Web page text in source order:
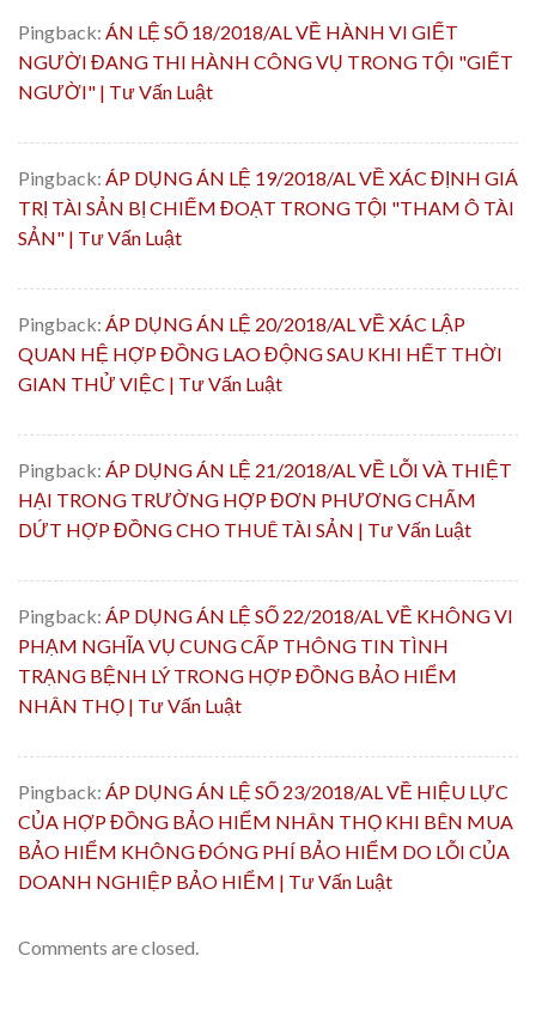
Pingback: ÁN LỆ SỐ 18/2018/AL VỀ HÀNH VI GIẾT
NGƯỜI ĐANG THI HÀNH CÔNG VỤ TRONG TỘI "GIẾT
NGƯỜI" | Tư Vấn Luật
Pingback: ÁP DỤNG ÁN LỆ 19/2018/AL VỀ XÁC ĐỊNH GIÁ
TRỊ TÀI SẢN BỊ CHIẾM ĐOẠT TRONG TỘI "THAM Ô TÀI
SẢN" | Tư Vấn Luật
Pingback: ÁP DỤNG ÁN LỆ 20/2018/AL VỀ XÁC LẬP
QUAN HỆ HỢP ĐỒNG LAO ĐỘNG SAU KHI HẾT THỜI
GIAN THỬ VIỆC | Tư Vấn Luật
Pingback: ÁP DỤNG ÁN LỆ 21/2018/AL VỀ LỖI VÀ THIỆT
HẠI TRONG TRƯỜNG HỢP ĐƠN PHƯƠNG CHẤM
DỨT HỢP ĐỒNG CHO THUÊ TÀI SẢN | Tư Vấn Luật
Pingback: ÁP DỤNG ÁN LỆ SỐ 22/2018/AL VỀ KHÔNG VI
PHẠM NGHĨA VỤ CUNG CẤP THÔNG TIN TÌNH
TRẠNG BỆNH LÝ TRONG HỢP ĐỒNG BẢO HIỂM
NHÂN THỌ | Tư Vấn Luật
Pingback: ÁP DỤNG ÁN LỆ SỐ 23/2018/AL VỀ HIỆU LỰC
CỦA HỢP ĐỒNG BẢO HIỂM NHÂN THỌ KHI BÊN MUA
BẢO HIỂM KHÔNG ĐÓNG PHÍ BẢO HIỂM DO LỖI CỦA
DOANH NGHIỆP BẢO HIỂM | Tư Vấn Luật
Comments are closed.